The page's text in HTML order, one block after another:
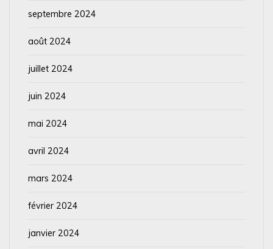
septembre 2024
août 2024
juillet 2024
juin 2024
mai 2024
avril 2024
mars 2024
février 2024
janvier 2024